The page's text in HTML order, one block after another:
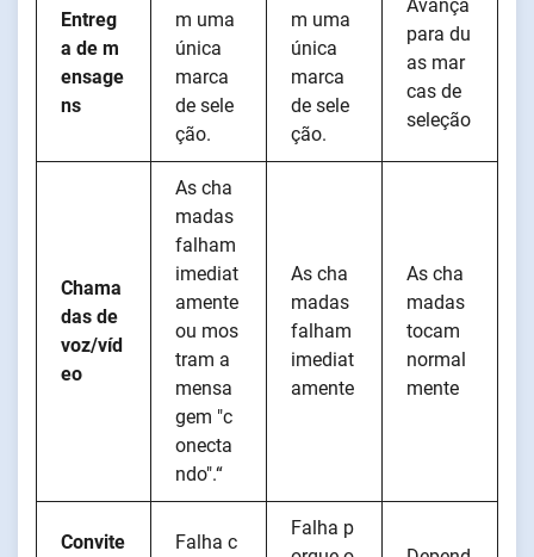
Entreg
a de m
ensage
ns
m uma
única
marca
de sele
ção.
m uma
única
marca
de sele
ção.
Avança
para du
as mar
cas de
seleção
Chama
das de
voz/víd
eo
As cha
madas
falham
imediat
amente
ou mos
tram a
mensa
gem "c
onecta
ndo".“
As cha
madas
falham
imediat
amente
As cha
madas
tocam
normal
mente
Convite Falha c
Falha p